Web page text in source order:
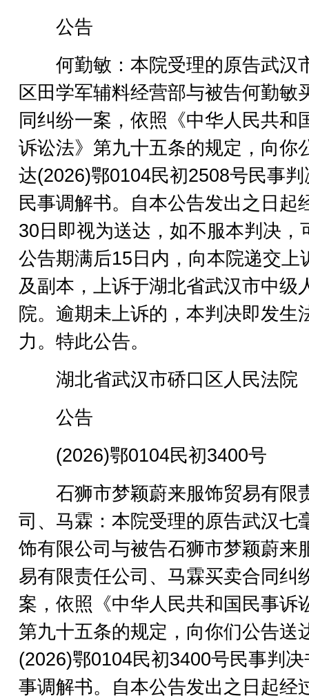
公告
何勤敏：本院受理的原告武汉
区田学军辅料经营部与被告何勤敏
同纠纷一案，依照《中华人民共和
诉讼法》第九十五条的规定，向你
达(2026)鄂0104民初2508号民事判
民事调解书。自本公告发出之日起
30日即视为送达，如不服本判决，
公告期满后15日内，向本院递交上
及副本，上诉于湖北省武汉市中级
院。逾期未上诉的，本判决即发生
力。特此公告。
湖北省武汉市硚口区人民法院
公告
(2026)鄂0104民初3400号
石狮市梦颖蔚来服饰贸易有限
司、马霖：本院受理的原告武汉七
饰有限公司与被告石狮市梦颖蔚来
易有限责任公司、马霖买卖合同纠
案，依照《中华人民共和国民事诉
第九十五条的规定，向你们公告送
(2026)鄂0104民初3400号民事判
事调解书。自本公告发出之日起经